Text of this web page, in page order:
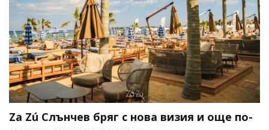
Za Zú Слънчев бряг с нова визия и още по-